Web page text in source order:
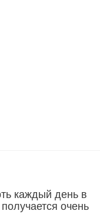
каждый день в
очень